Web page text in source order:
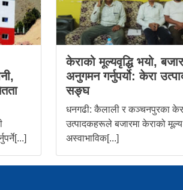
केराको मूल्यवृद्धि भयो, बजार
अनुगमन गर्नुपर्यो: केरा
सङ्घ
धनगढी: कैलाली र कञ्चनपुरका
उत्पादकहरूले बजारमा केराको मूल्य
अस्वाभाविक[...]